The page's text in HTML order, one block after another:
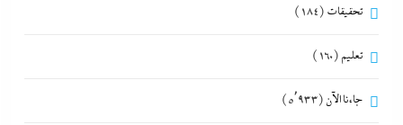
تحقيقات (184)
تعليم (160)
جاءنا الآن (5٬933)